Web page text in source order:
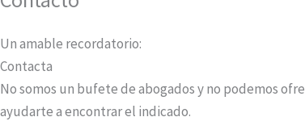
Un amable recordatorio:
Contacta
No somos un bufete de abogados y no podemos
ayudarte a encontrar el indicado.